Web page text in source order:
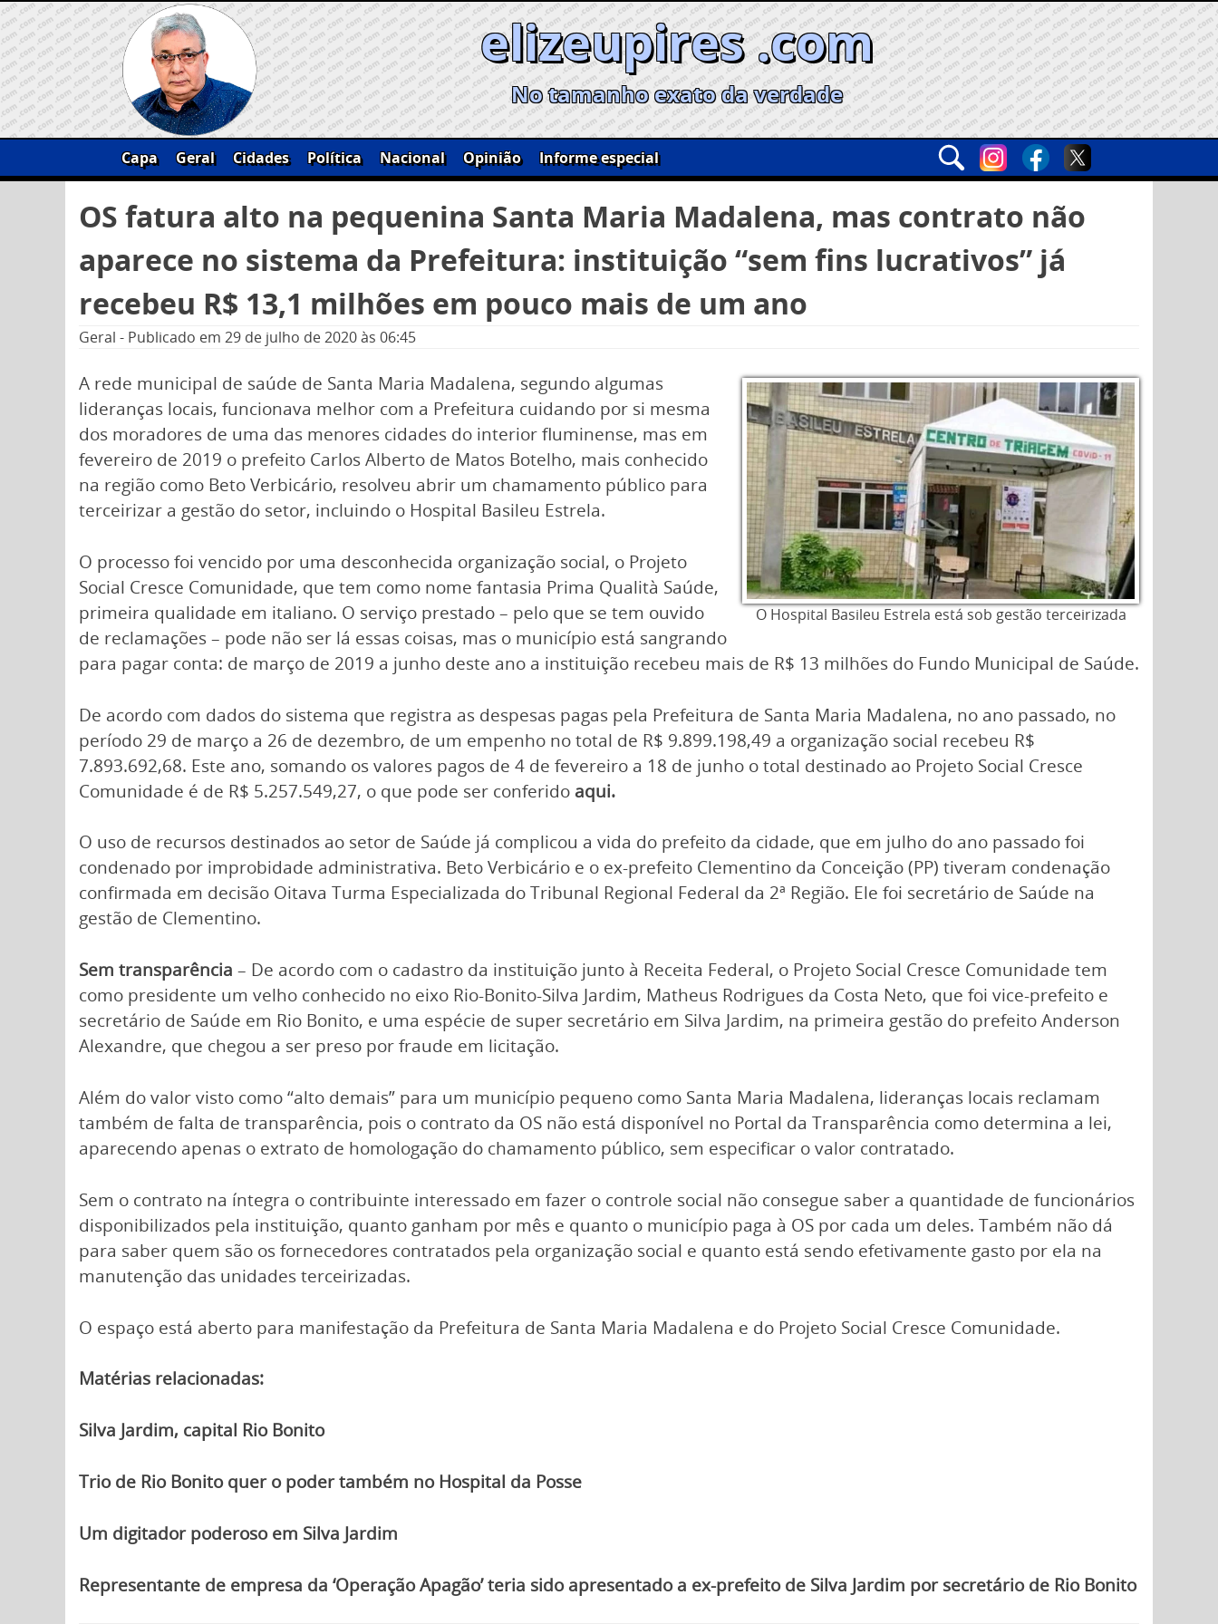
Skip
to
content
elizeupires .com
No tamanho exato da verdade
Capa Geral Cidades Política Nacional Opinião
Informe especial
por:
OS fatura alto na pequenina Santa Maria Madalena, mas contrato não
aparece no sistema da Prefeitura: instituição “sem fins lucrativos” já
recebeu R$ 13,1 milhões em pouco mais de um ano
Geral - Publicado em 29 de julho de 2020às 06:45
O Hospital Basileu Estrela está sob gestão terceirizada
A rede municipal de saúde de Santa Maria Madalena, segundo algumas
lideranças locais, funcionava melhor com a Prefeitura cuidando por si mesma
dos moradores de uma das menores cidades do interior fluminense, mas em
fevereiro de 2019 o prefeito Carlos Alberto de Matos Botelho, mais conhecido
na região como Beto Verbicário, resolveu abrir um chamamento público para
terceirizar a gestão do setor, incluindo o Hospital Basileu Estrela.
O processo foi vencido por uma desconhecida organização social, o Projeto
Social Cresce Comunidade, que tem como nome fantasia Prima Qualità Saúde,
primeira qualidade em italiano. O serviço prestado – pelo que se tem ouvido
de reclamações – pode não ser lá essas coisas, mas o município está sangrando
para pagar conta: de março de 2019 a junho deste ano a instituição recebeu mais de R$ 13 milhões do Fundo Municipal de Saúde.
De acordo com dados do sistema que registra as despesas pagas pela Prefeitura de Santa Maria Madalena, no ano passado, no
período 29 de março a 26 de dezembro, de um empenho no total de R$ 9.899.198,49 a organização social recebeu R$
7.893.692,68. Este ano, somando os valores pagos de 4 de fevereiro a 18 de junho o total destinado ao Projeto Social Cresce
Comunidade é de R$ 5.257.549,27, o que pode ser conferido aqui.
O uso de recursos destinados ao setor de Saúde já complicou a vida do prefeito da cidade, que em julho do ano passado foi
condenado por improbidade administrativa. Beto Verbicário e o ex-prefeito Clementino da Conceição (PP) tiveram condenação
confirmada em decisão Oitava Turma Especializada do Tribunal Regional Federal da 2ª Região. Ele foi secretário de Saúde na
gestão de Clementino.
Sem transparência – De acordo com o cadastro da instituição junto à Receita Federal, o Projeto Social Cresce Comunidade tem
como presidente um velho conhecido no eixo Rio-Bonito-Silva Jardim, Matheus Rodrigues da Costa Neto, que foi vice-prefeito e
secretário de Saúde em Rio Bonito, e uma espécie de super secretário em Silva Jardim, na primeira gestão do prefeito Anderson
Alexandre, que chegou a ser preso por fraude em licitação.
Além do valor visto como “alto demais” para um município pequeno como Santa Maria Madalena, lideranças locais reclamam
também de falta de transparência, pois o contrato da OS não está disponível no Portal da Transparência como determina a lei,
aparecendo apenas o extrato de homologação do chamamento público, sem especificar o valor contratado.
Sem o contrato na íntegra o contribuinte interessado em fazer o controle social não consegue saber a quantidade de funcionários
disponibilizados pela instituição, quanto ganham por mês e quanto o município paga à OS por cada um deles. Também não dá
para saber quem são os fornecedores contratados pela organização social e quanto está sendo efetivamente gasto por ela na
manutenção das unidades terceirizadas.
O espaço está aberto para manifestação da Prefeitura de Santa Maria Madalena e do Projeto Social Cresce Comunidade.
Matérias relacionadas:
Silva Jardim, capital Rio Bonito
Trio de Rio Bonito quer o poder também no Hospital da Posse
Um digitador poderoso em Silva Jardim
Representante de empresa da ‘Operação Apagão’ teria sido apresentado a ex-prefeito de Silva Jardim por secretário de Rio Bonito